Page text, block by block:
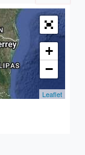
+
−
Leaflet